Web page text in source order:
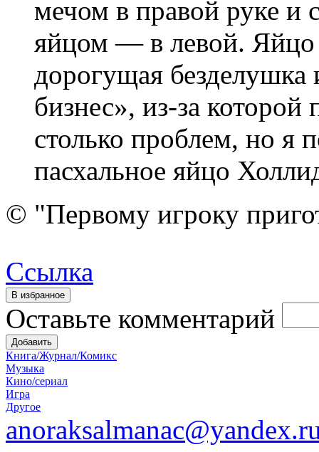
мечом в правой руке и
яйцом — в левой. Яйцо
дорогущая
бизнес», из-за
столько проблем, но я
пасхальное яйцо
© "Первому игроку
Ссылка
Оставьте комментарий
Книга/Журнал/Комикс
Музыка
Кино/сериал
Игра
Другое